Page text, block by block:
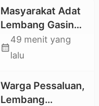
Masyarakat Adat
Lembang Gasing
Mengkendek Usir
Paksa Penggarap
Kawasan Hutan
calendar_month
49 menit yang
lalu
Warga Pessaluan,
Lembang